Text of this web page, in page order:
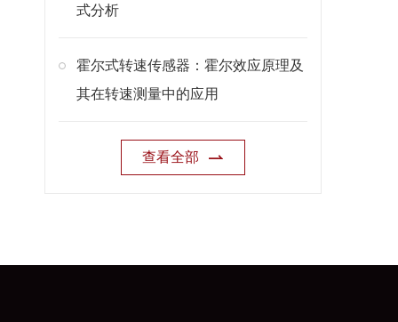
式分析
霍尔式转速传感器：霍尔效应原理及
其在转速测量中的应用
查看全部